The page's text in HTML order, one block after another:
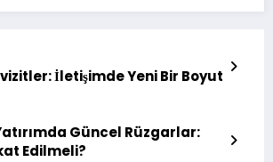
İletişimde Yeni Bir Boyut
Güncel Rüzgarlar:
Edilmeli?